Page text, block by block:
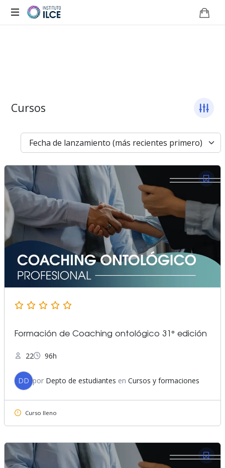
Cursos
Fecha de lanzamiento (más recientes primero)
Formación de Coaching ontológico 31° edición
22 96h
DD por Depto de estudiantes enCursos y formaciones
Curso lleno